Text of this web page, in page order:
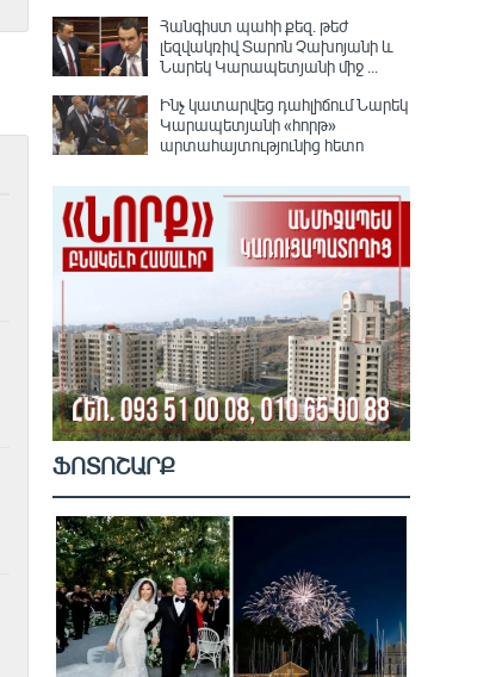
Հանգիստ պահի քեզ. թեժ
լեզվակռիվ Տարոն Չախոյանի և
Նարեկ Կարապետյանի միջ ...
Ինչ կատարվեց դահլիճում Նարեկ
Կարապետյանի «հորթ»
արտահայտությունից հետո
ՖՈՏՈՇԱՐՔ